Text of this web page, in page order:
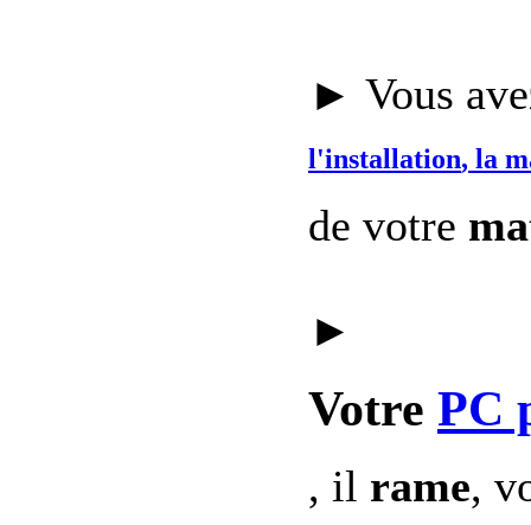
► Vous
l'installation, la
de votre
►
Votre PC
, il rame,